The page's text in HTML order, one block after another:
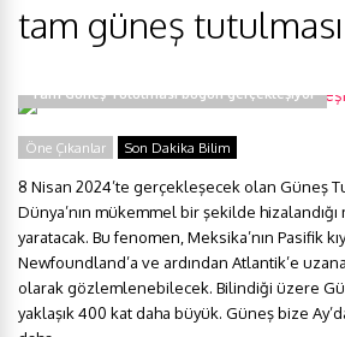
tam güneş tutulması
Tam Güneş Tutulması bugün gerçekleşiyor
Öne Çıkanlar Son Dakika Bilim
8 Nisan 2024’te gerçekleşecek olan Güneş
Dünya’nın mükemmel bir şekilde
yaratacak. Bu fenomen, Meksika’nın Pasifik
Newfoundland’a ve ardından Atlantik’e
olarak gözlemlenebilecek. Bilindiği üzere
yaklaşık 400 kat daha büyük. Güneş bize